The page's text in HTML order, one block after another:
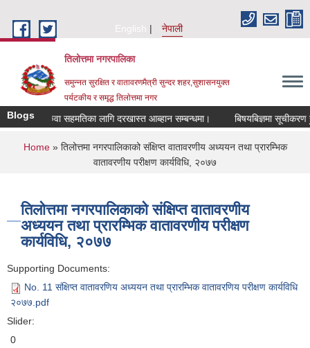
English
नेपाली
तिलोत्तमा नगरपालिका
समुन्नत सुरक्षित र वातावरणमैत्री सुन्दर शहर,सुशासनयुक्त
पर्यटकीय र समृद्ध तिलाेत्तमा नगर
Blogs
सरुवा सहमतिका लागि दरखास्त आब्हान सम्बन्धमा। बिषयबिज्ञमा सूचीकरण हुने
You are here
Home» तिलोत्तमा नगरपालिकाको संक्षिप्त वातावरणीय अध्ययन तथा प्रारम्भिक
वातावरणीय परीक्षण कार्यविधि, २०७७
तिलोत्तमा नगरपालिकाको संक्षिप्त वातावरणीय
अध्ययन तथा प्रारम्भिक वातावरणीय परीक्षण
कार्यविधि, २०७७
Supporting Documents:
No. 11 संक्षिप्त वातावरणिय अध्ययन तथा प्रारम्भिक वातावरणिय परीक्षण कार्यविधि
२०७७.pdf
Slider:
0